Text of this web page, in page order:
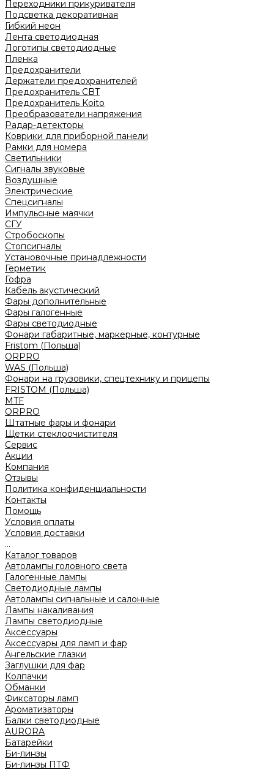
Переходники прикуривателя
Подсветка декоративная
Гибкий неон
Лента светодиодная
Логотипы светодиодные
Пленка
Предохранители
Держатели предохранителей
Предохранитель CBT
Предохранитель Koito
Преобразователи напряжения
Радар-детекторы
Коврики для приборной панели
Рамки для номера
Светильники
Сигналы звуковые
Воздушные
Электрические
Спецсигналы
Импульсные маячки
СГУ
Стробоскопы
Стопсигналы
Установочные принадлежности
Герметик
Гофра
Кабель акустический
Фары дополнительные
Фары галогенные
Фары светодиодные
Фонари габаритные, маркерные, контурные
Fristom (Польша)
ORPRO
WAS (Польша)
Фонари на грузовики, спецтехнику и прицепы
FRISTOM (Польша)
MTF
ORPRO
Штатные фары и фонари
Щетки стеклоочистителя
Сервис
Акции
Компания
Отзывы
Политика конфиденциальности
Контакты
Помощь
Условия оплаты
Условия доставки
...
Каталог товаров
Автолампы головного света
Галогенные лампы
Светодиодные лампы
Автолампы сигнальные и салонные
Лампы накаливания
Лампы светодиодные
Аксессуары
Аксессуары для ламп и фар
Ангельские глазки
Заглушки для фар
Колпачки
Обманки
Фиксаторы ламп
Ароматизаторы
Балки светодиодные
AURORA
Батарейки
Би-линзы
Би-линзы ПТФ